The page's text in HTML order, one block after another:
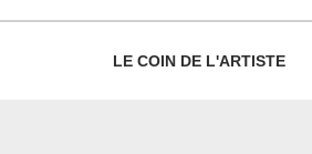
LE COIN DE L'ARTISTE